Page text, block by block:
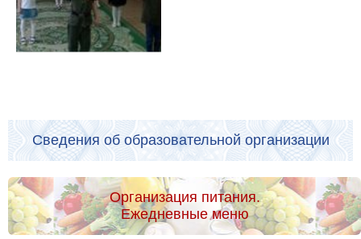
Сведения об образовательной организации
Организация питания.
Ежедневные меню